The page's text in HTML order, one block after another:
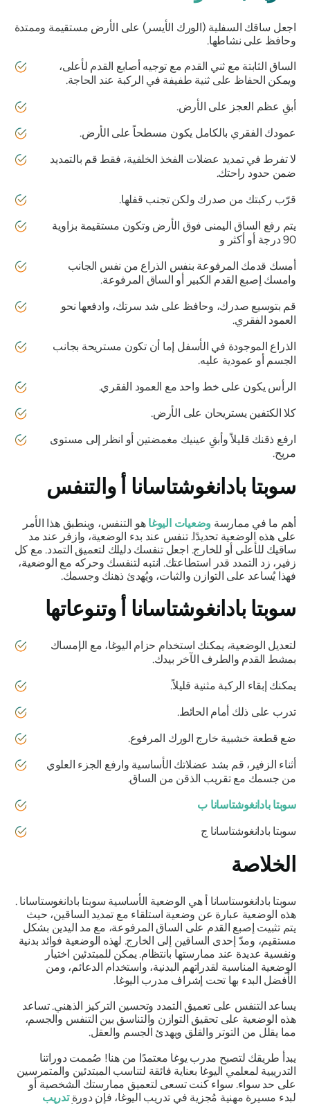
اجعل ساقك السفلية (الورك الأيسر) على الأرض مستقيمة وممتدة
وحافظ على نشاطها.
الساق الثابتة مع ثني القدم مع توجيه أصابع القدم لأعلى،
ويمكن الحفاظ على ثنية طفيفة في الركبة عند الحاجة.
أبقِ عظم العجز على الأرض.
عمودك الفقري بالكامل يكون مسطحاً على الأرض.
لا تفرط في تمديد عضلات الفخذ الخلفية، فقط قم بالتمديد
ضمن حدود راحتك.
قرّب ركبتك من صدرك ولكن تجنب قفلها.
يتم رفع الساق اليمنى فوق الأرض وتكون مستقيمة بزاوية
90 درجة أو أكثر و
أمسك قدمك المرفوعة بنفس الذراع من نفس الجانب
وامسك إصبع القدم الكبير أو الساق المرفوعة.
قم بتوسيع صدرك، وحافظ على شد سرتك، وادفعها نحو
العمود الفقري.
الذراع الموجودة في الأسفل إما أن تكون مستريحة بجانب
الجسم أو عمودية عليه.
الرأس يكون على خط واحد مع العمود الفقري.
كلا الكتفين يستريحان على الأرض.
ارفع ذقنك قليلاً وأبقِ عينيك مغمضتين أو انظر إلى مستوى
مريح.
سوبتا بادانغوشتاسانا أ والتنفس
أهم ما في ممارسةوضعيات اليوغاهو التنفس، وينطبق هذا الأمر
على هذه الوضعية تحديدًا. تنفس عند بدء الوضعية، وازفر عند مد
ساقيك للأعلى أو للخارج. اجعل تنفسك دليلك لتعميق التمدد. مع كل
زفير، زد التمدد قدر استطاعتك. انتبه لتنفسك وحركه مع الوضعية،
فهذا يُساعد على التوازن والثبات، ويُهدئ ذهنك وجسمك.
سوبتا بادانغوشتاسانا أ وتنوعاتها
لتعديل الوضعية، يمكنك استخدام حزام اليوغا، مع الإمساك
بمشط القدم والطرف الآخر بيدك.
يمكنك إبقاء الركبة مثنية قليلاً.
تدرب على ذلك أمام الحائط.
ضع قطعة خشبية خارج الورك المرفوع.
أثناء الزفير، قم بشد عضلاتك الأساسية وارفع الجزء العلوي
من جسمك مع تقريب الذقن من الساق.
سوبتا بادانغوشتاساناب
سوبتا بادانغوشتاساناج
الخلاصة
سوبتا بادانغوستاساناأ هي الوضعية الأساسيةسوبتا بادانغوستاسانا.
هذه الوضعية عبارة عن وضعية استلقاء مع تمديد الساقين، حيث
يتم تثبيت إصبع القدم على الساق المرفوعة، مع مد اليدين بشكل
مستقيم، ومدّ إحدى الساقين إلى الخارج. لهذه الوضعية فوائد بدنية
ونفسية عديدة عند ممارستها بانتظام. يمكن للمبتدئين اختيار
الوضعية المناسبة لقدراتهم البدنية، واستخدام الدعائم، ومن
الأفضل البدء بها تحت إشراف مدرب اليوغا.
يساعد التنفس على تعميق التمدد وتحسين التركيز الذهني. تساعد
هذه الوضعية على تحقيق التوازن والتناسق بين التنفس والجسم،
مما يقلل من التوتر والقلق ويهدئ الجسم والعقل.
يبدأ طريقك لتصبح مدرب يوغا معتمدًا من هنا! صُممت دوراتنا
التدريبية لمعلمي اليوغا بعناية فائقة لتناسب المبتدئين والمتمرسين
على حد سواء. سواء كنت تسعى لتعميق ممارستك الشخصية أو
لبدء مسيرة مهنية مُجزية في تدريب اليوغا، فإن دورةتدريب